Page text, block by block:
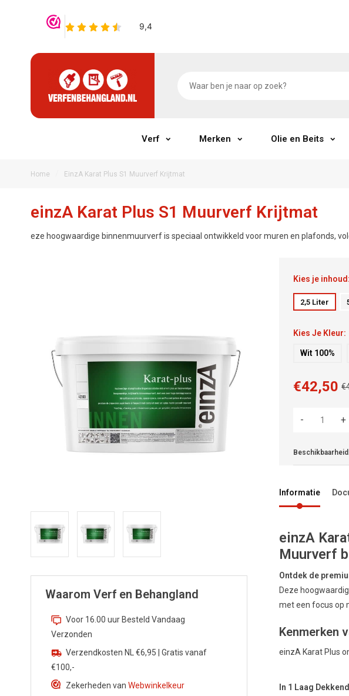
Verf Merken Olie en Beits
Home EinzA Karat Plus S1 Muurverf Krijtmat
einzA Karat Plus S1 Muurverf Krijtmat
eze hoogwaardige binnenmuurverf is speciaal ontwikkeld voor muren en plafonds,
Waarom Verf en Behangland
Voor 16.00 uur Besteld Vandaag
Verzonden
Verzendkosten NL €6,95 | Gratis vanaf
€100,-
Zekerheden van Webwinkelkeur
Kies je inhoud:
2,5 Liter
Kies Je Kleur:
Wit 100%
€42,50
+
-
Informatie
einzA
Muurverf
Ontdek de
Deze
met een focus op
Kenmerken
einzA Karat Plus
In 1 Laag